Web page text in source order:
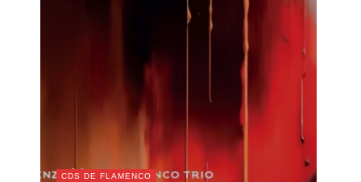
CDS DE FLAMENCO